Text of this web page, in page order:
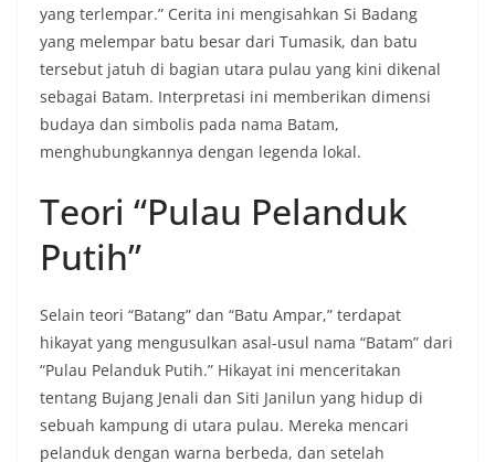
yang terlempar.” Cerita ini mengisahkan Si Badang
yang melempar batu besar dari Tumasik, dan batu
tersebut jatuh di bagian utara pulau yang kini dikenal
sebagai Batam. Interpretasi ini memberikan dimensi
budaya dan simbolis pada nama Batam,
menghubungkannya dengan legenda lokal.
Teori “Pulau Pelanduk
Putih”
Selain teori “Batang” dan “Batu Ampar,” terdapat
hikayat yang mengusulkan asal-usul nama “Batam” dari
“Pulau Pelanduk Putih.” Hikayat ini menceritakan
tentang Bujang Jenali dan Siti Janilun yang hidup di
sebuah kampung di utara pulau. Mereka mencari
pelanduk dengan warna berbeda, dan setelah